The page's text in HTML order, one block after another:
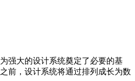
强大的设计系统奠定了必要的基
前，设计系统将通过排列成长为数